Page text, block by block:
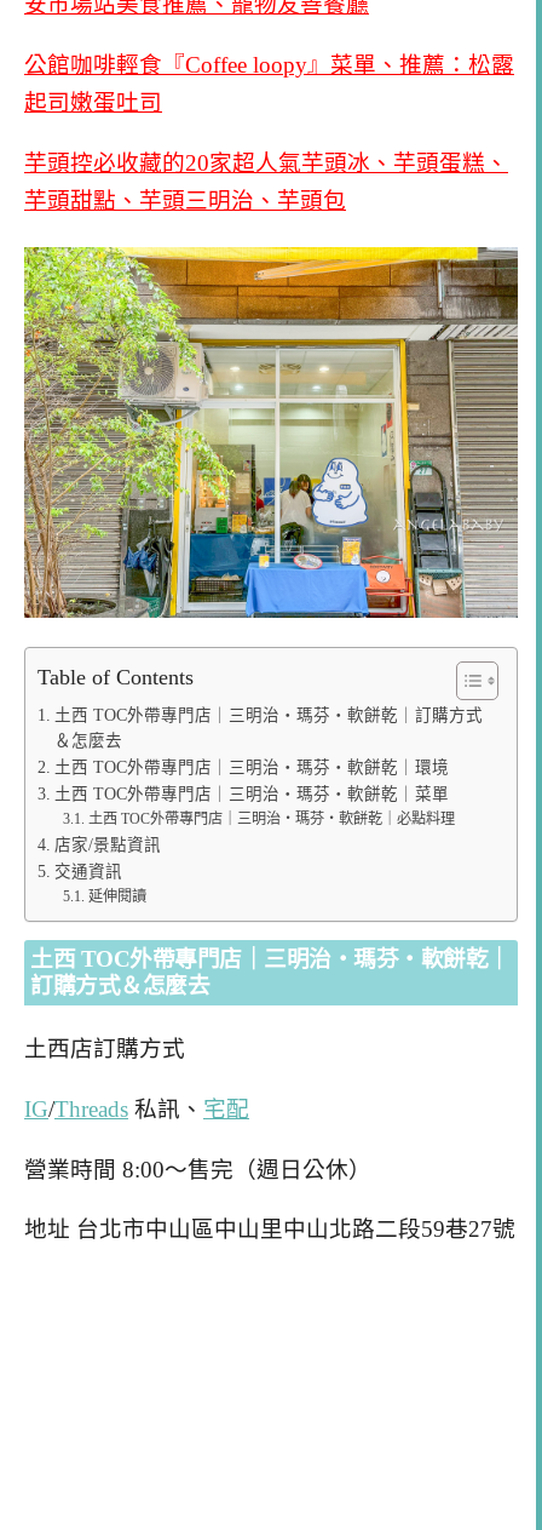
公館咖啡輕食『Coffee loopy』菜單、推薦：松露
起司嫩蛋吐司
芋頭控必收藏的20家超人氣芋頭冰、芋頭蛋糕、
芋頭甜點、芋頭三明治、芋頭包
Table of Contents
土西 TOC外帶專門店｜三明治・瑪芬・軟餅乾｜訂購方式
＆怎麼去
土西 TOC外帶專門店｜三明治・瑪芬・軟餅乾｜環境
土西 TOC外帶專門店｜三明治・瑪芬・軟餅乾｜菜單
土西 TOC外帶專門店｜三明治・瑪芬・軟餅乾｜必點料理
店家/景點資訊
交通資訊
延伸閱讀
土西 TOC外帶專門店｜三明治・瑪芬・軟餅乾｜
訂購方式＆怎麼去
土西店訂購方式
IG/Threads 私訊、 宅配
營業時間 8:00～售完（週日公休）
地址 台北市中山區中山里中山北路二段59巷27號